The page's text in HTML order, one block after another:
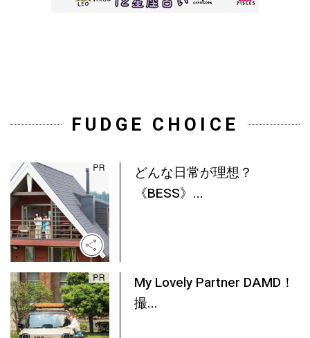
FUDGE CHOICE
どんな日常が理想？
《BESS》...
My Lovely Partner DAMD！
撮...